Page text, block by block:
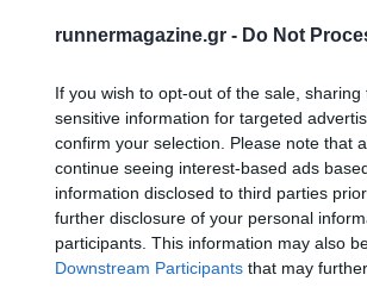
runnermagazine.gr - Do Not
If you wish to opt-out of the sale,
sensitive information for targeted
confirm your selection. Please note that
continue seeing interest-based ads
information disclosed to third parties
further disclosure of your personal
participants. This information may also
Downstream Participants that may